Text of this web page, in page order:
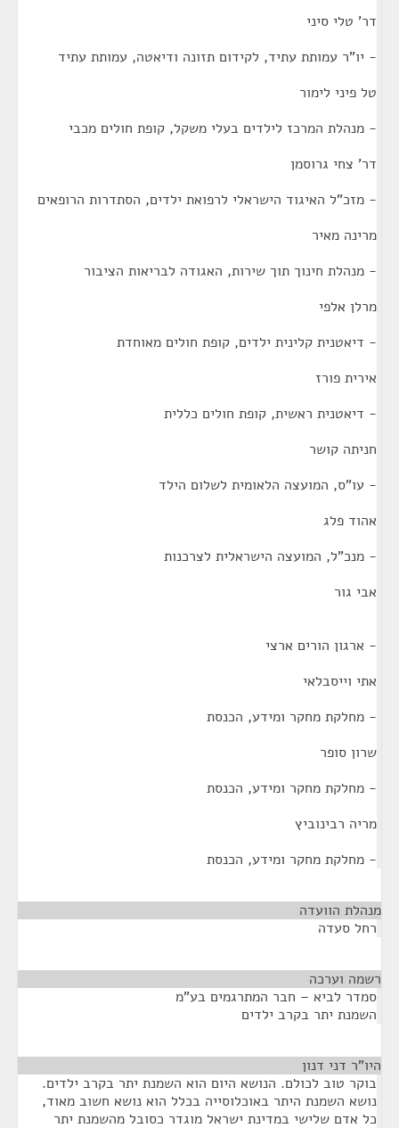
דר' טלי סיני
- יו"ר עמותת עתיד, לקידום תזונה ודיאטה, עמותת עתיד
טל פיני לימור
- מנהלת המרכז לילדים בעלי משקל, קופת חולים מכבי
דר' צחי גרוסמן
- מזכ"ל האיגוד הישראלי לרפואת ילדים, הסתדרות הרופאים
מרינה מאיר
- מנהלת חינוך תוך שירות, האגודה לבריאות הציבור
מרלן אלפי
- דיאטנית קלינית ילדים, קופת חולים מאוחדת
אירית פורז
- דיאטנית ראשית, קופת חולים כללית
חניתה קושר
- עו"ס, המועצה הלאומית לשלום הילד
אהוד פלג
- מנכ"ל, המועצה הישראלית לצרכנות
אבי גור
- ארגון הורים ארצי
אתי וייסבלאי
- מחלקת מחקר ומידע, הכנסת
שרון סופר
- מחלקת מחקר ומידע, הכנסת
מריה רבינוביץ
- מחלקת מחקר ומידע, הכנסת
מנהלת הוועדה
רחל סעדה
רשמה וערכה
סמדר לביא – חבר המתרגמים בע"מ
השמנת יתר בקרב ילדים
היו"ר דני דנון
בוקר טוב לכולם. הנושא היום הוא השמנת יתר בקרב ילדים.
נושא השמנת היתר באוכלוסייה בכלל הוא נושא חשוב מאוד,
כל אדם שלישי במדינת ישראל מוגדר כסובל מהשמנת יתר